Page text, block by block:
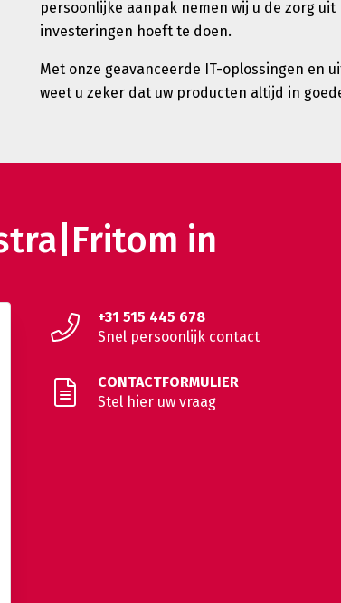
persoonlijke aanpak nemen wij u de zorg
investeringen hoeft te doen.
Met onze geavanceerde IT-oplossingen en
weet u zeker dat uw producten altijd in
in
+31 515 445 678
Snel persoonlijk contact
CONTACTFORMULIER
Stel hier uw vraag